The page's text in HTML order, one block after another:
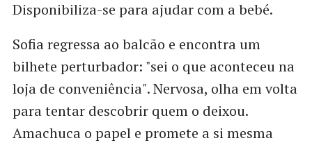
Disponibiliza-se para ajudar com a bebé.
Sofia regressa ao balcão e encontra um
bilhete perturbador: "sei o que aconteceu na
loja de conveniência". Nervosa, olha em volta
para tentar descobrir quem o deixou.
Amachuca o papel e promete a si mesma